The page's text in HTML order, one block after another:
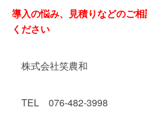
導入の悩み、見積りなどのご
ください
株式会社笑農和
TEL 076-482-3998